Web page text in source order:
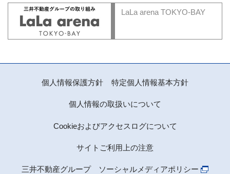
LaLa arena TOKYO-BAY
個人情報保護方針 特定個人情報基本方針
個人情報の取扱いについて
Cookieおよびアクセスログについて
サイトご利用上の注意
三井不動産グループ ソーシャルメディアポリシー